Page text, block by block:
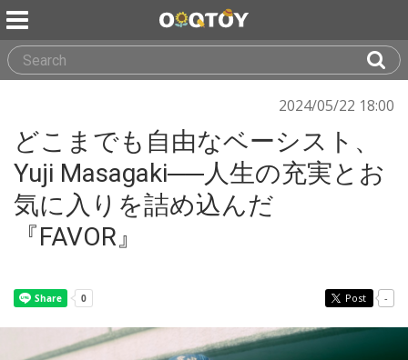
2024/05/22 18:00
どこまでも自由なベーシスト、
Yuji Masagaki──人生の充実とお
気に入りを詰め込んだ
『FAVOR』
Post -